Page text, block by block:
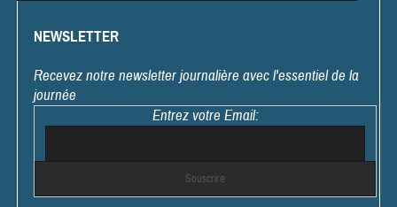
NEWSLETTER
Recevez notre newsletter journalière avec l'essentiel de la
journée
Entrez votre Email: